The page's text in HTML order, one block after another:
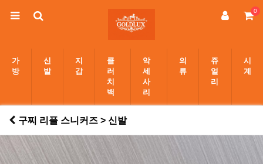
0
가
방
신
발
지
갑
클
러
치
백
악
세
사
리
의
류
쥬
얼
리
시
계
구찌 리플 스니커즈 > 신발